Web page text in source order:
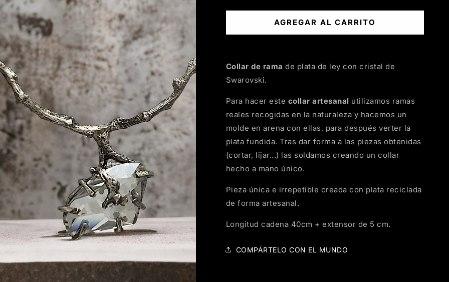
AGREGAR AL CARRITO
Collar de ramade plata de ley con cristal de
Swarovski.
Para hacer este collar artesanal utilizamos ramas
reales recogidas en la naturaleza y hacemos un
molde en arena con ellas, para después verter la
plata fundida. Tras dar forma a las piezas obtenidas
(cortar, lijar...) las soldamos creando un collar
hecho a mano único.
Pieza única e irrepetible creada con plata reciclada
de forma artesanal.
Longitud cadena 40cm + extensor de 5 cm.
COMPÁRTELO CON EL MUNDO